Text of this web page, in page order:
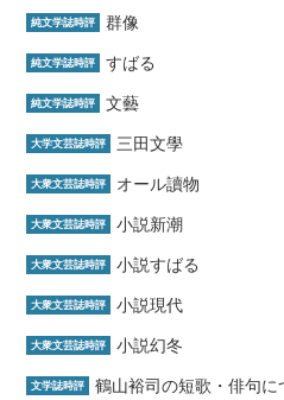
純文学誌時評 群像
純文学誌時評 すばる
純文学誌時評 文藝
大学文芸誌時評 三田文學
大衆文芸誌時評 オール讀物
大衆文芸誌時評 小説新潮
大衆文芸誌時評 小説すばる
大衆文芸誌時評 小説現代
大衆文芸誌時評 小説幻冬
文学誌時評 鶴山裕司の短歌・俳句